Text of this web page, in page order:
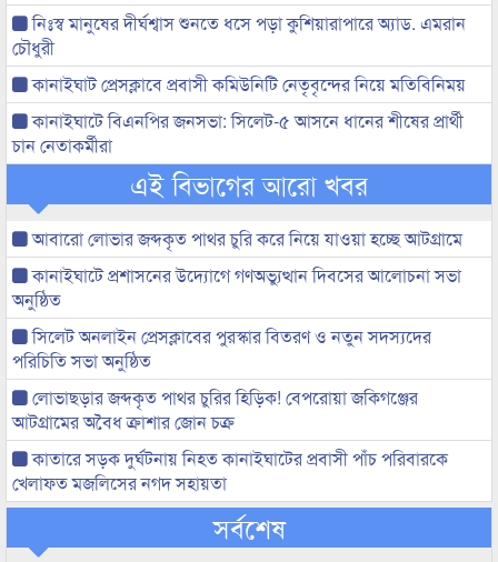
নিঃস্ব মানুষের দীর্ঘশ্বাস শুনতে ধসে পড়া কুশিয়ারাপারে অ্যাড. এমরান
চৌধুরী
কানাইঘাট প্রেসক্লাবে প্রবাসী কমিউনিটি নেতৃবৃন্দের নিয়ে মতিবিনিময়
কানাইঘাটে বিএনপির জনসভা: সিলেট-৫ আসনে ধানের শীষের প্রার্থী
চান নেতাকর্মীরা
এই বিভাগের আরো খবর
আবারো লোভার জব্দকৃত পাথর চুরি করে নিয়ে যাওয়া হচ্ছে আটগ্রামে
কানাইঘাটে প্রশাসনের উদ্যোগে গণঅভ্যুত্থান দিবসের আলোচনা সভা
অনুষ্ঠিত
সিলেট অনলাইন প্রেসক্লাবের পুরস্কার বিতরণ ও নতুন সদস্যদের
পরিচিতি সভা অনুষ্ঠিত
লোভাছড়ার জব্দকৃত পাথর চুরির হিড়িক! বেপরোয়া জকিগঞ্জের
আটগ্রামের অবৈধ ক্রাশার জোন চক্র
কাতারে সড়ক দুর্ঘটনায় নিহত কানাইঘাটের প্রবাসী পাঁচ পরিবারকে
খেলাফত মজলিসের নগদ সহায়তা
সর্বশেষ